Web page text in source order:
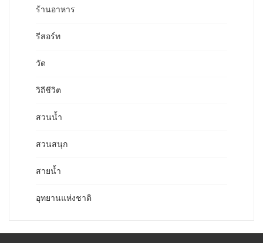
ร้านอาหาร
รีสอร์ท
วัด
วิถีชีวิต
สวนน้ำ
สวนสนุก
สายน้ำ
อุทยานแห่งชาติ